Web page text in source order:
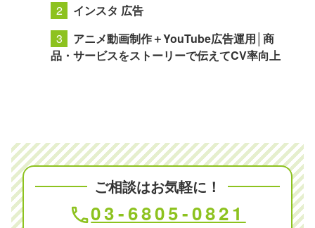
インスタ 広告
アニメ動画制作＋YouTube広告運用│商
品・サービスをストーリーで伝えてCV率向上
ご相談はお気軽に！
phone03-6805-0821